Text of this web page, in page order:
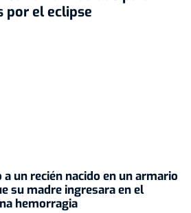
por el eclipse
un recién nacido en un armario
su madre ingresara en el
hemorragia